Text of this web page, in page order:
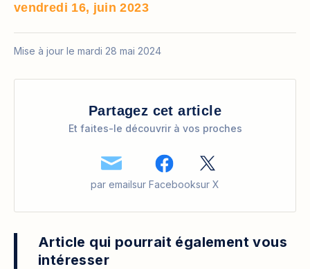
vendredi 16, juin 2023
Mise à jour le mardi 28 mai 2024
Partagez cet article
Et faites-le découvrir à vos proches
par emailsur Facebooksur X
Article qui pourrait également vous
intéresser